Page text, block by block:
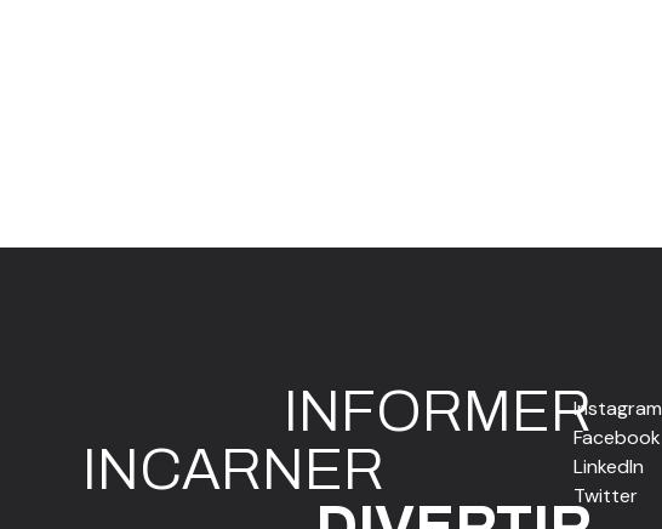
INFORMER
INCARNER
Instagram
Facebook
LinkedIn
Twitter